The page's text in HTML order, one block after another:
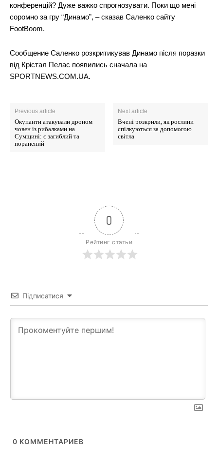
News Week
конференцій? Дуже важко спрогнозувати. Поки що мені
соромно за гру “Динамо”, – сказав Саленко сайту
FootBoom.
Сообщение Саленко розкритикував Динамо після поразки
від Крістал Пелас появились сначала на
SPORTNEWS.COM.UA.
Previous article
Окупанти атакували дроном
човен із рибалками на
Сумщині: є загиблий та
поранений
Next article
Вчені розкрили, як рослини
спілкуються за допомогою
світла
0
Рейтинг статьи
Підписатися
0 КОММЕНТАРИЕВ